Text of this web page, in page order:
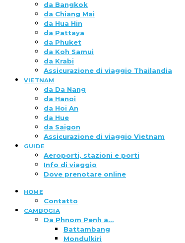
da Bangkok
da Chiang Mai
da Hua Hin
da Pattaya
da Phuket
da Koh Samui
da Krabi
Assicurazione di viaggio Thailandia
VIETNAM
da Da Nang
da Hanoi
da Hoi An
da Hue
da Saigon
Assicurazione di viaggio Vietnam
GUIDE
Aeroporti, stazioni e porti
Info di viaggio
Dove prenotare online
HOME
Contatto
CAMBOGIA
Da Phnom Penh a…
Battambang
Mondulkiri